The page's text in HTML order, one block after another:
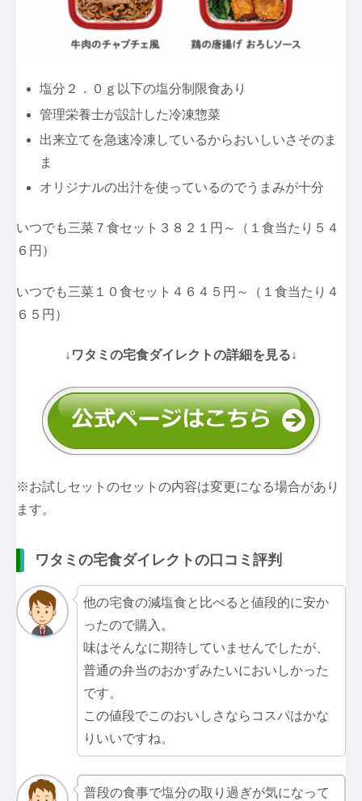
塩分２．０ｇ以下の塩分制限食あり
管理栄養士が設計した冷凍惣菜
出来立てを急速冷凍しているからおいしいさそのま
ま
オリジナルの出汁を使っているのでうまみが十分
いつでも三菜７食セット３８２１円～（１食当たり５４
６円）
いつでも三菜１０食セット４６４５円～（１食当たり４
６５円）
↓ワタミの宅食ダイレクトの詳細を見る↓
※お試しセットのセットの内容は変更になる場合があり
ます。
ワタミの宅食ダイレクトの口コミ評判
他の宅食の減塩食と比べると値段的に安か
ったので購入。
味はそんなに期待していませんでしたが、
普通の弁当のおかずみたいにおいしかった
です。
この値段でこのおいしさならコスパはかな
りいいですね。
普段の食事で塩分の取り過ぎが気になって